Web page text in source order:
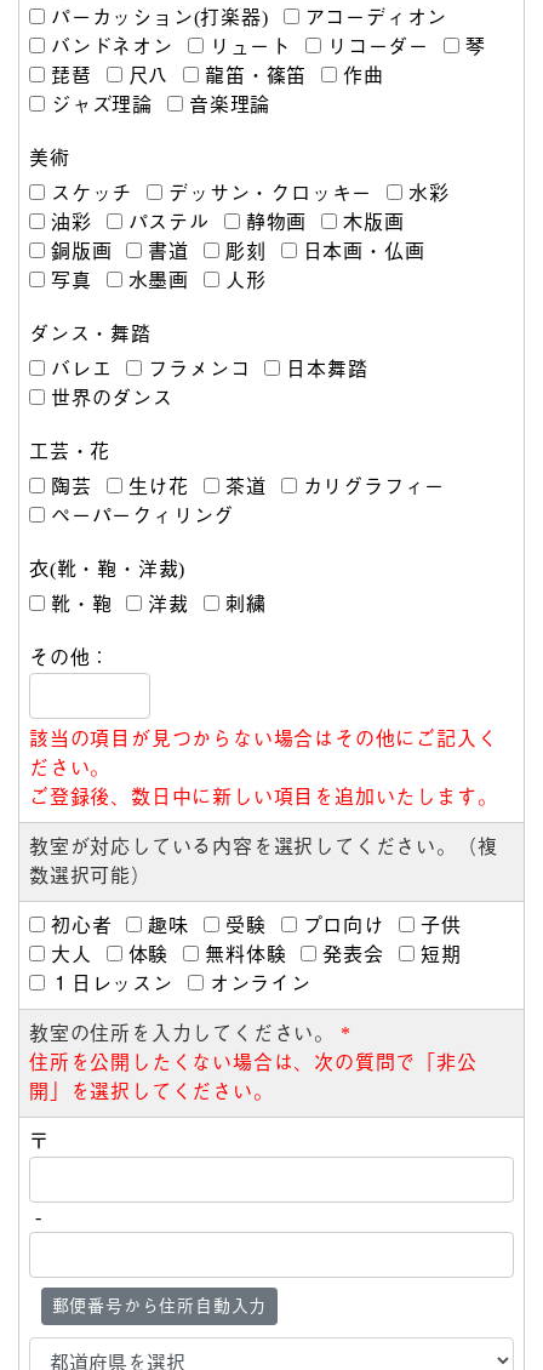
パーカッション(打楽器)
アコーディオン
バンドネオン
リュート リコーダー
琴
琵琶
尺八 龍笛・篠笛
作曲
ジャズ理論
音楽理論
美術
スケッチ
デッサン・クロッキー
水彩
油彩
パステル 静物画
木版画
銅版画
書道 彫刻
日本画・仏画
写真
水墨画 人形
ダンス・舞踏
バレエ
フラメンコ
日本舞踏
世界のダンス
工芸・花
陶芸
生け花 茶道
カリグラフィー
ペーパークィリング
衣(靴・鞄・洋裁)
靴・鞄
洋裁 刺繍
その他：
該当の項目が見つからない場合はその他にご記入く
ださい。
ご登録後、数日中に新しい項目を追加いたします。
教室が対応している内容を選択してください。（複
数選択可能）
初心者 趣味 受験 プロ向け
子供
大人
体験 無料体験 発表会
短期
１日レッスン
オンライン
教室の住所を入力してください。
*
住所を公開したくない場合は、次の質問で「非公
開」を選択してください。
〒
-
郵便番号から住所自動入力